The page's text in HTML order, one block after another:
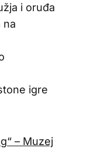
i oruđa
na
igre
– Muzej